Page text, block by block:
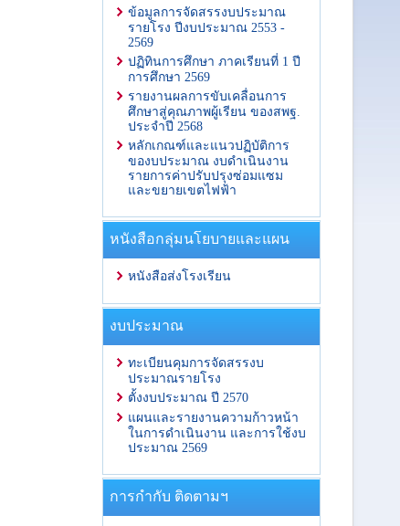
ข้อมูลการจัดสรรงบประมาณ
รายโรง ปีงบประมาณ 2553 -
2569
ปฏิทินการศึกษา ภาคเรียนที่ 1 ปี
การศึกษา 2569
รายงานผลการขับเคลื่อนการ
ศึกษาสู่คุณภาพผู้เรียน ของสพฐ.
ประจำปี 2568
หลักเกณฑ์และแนวปฏิบัติการ
ของบประมาณ งบดำเนินงาน
รายการค่าปรับปรุงซ่อมแซม
และขยายเขตไฟฟ้า
หนังสือกลุ่มนโยบายและแผน
หนังสือส่งโรงเรียน
งบประมาณ
ทะเบียนคุมการจัดสรรงบ
ประมาณรายโรง
ตั้งงบประมาณ ปี 2570
แผนและรายงานความก้าวหน้า
ในการดำเนินงาน และการใช้งบ
ประมาณ 2569
การกำกับ ติดตามฯ